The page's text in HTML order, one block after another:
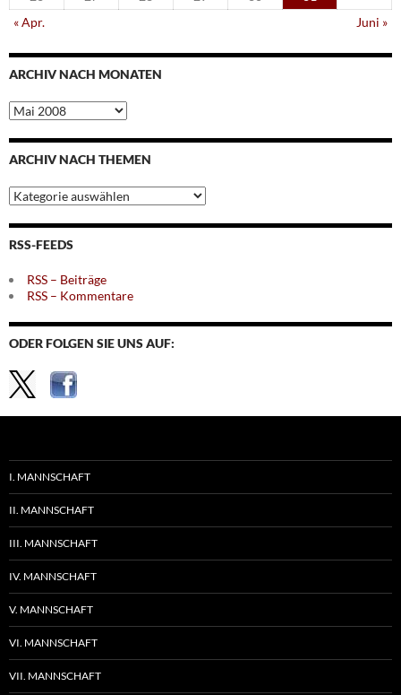
« Apr.
Juni »
ARCHIV NACH MONATEN
Archiv
nach
Monaten
ARCHIV NACH THEMEN
Archiv
nach
Themen
RSS-FEEDS
RSS – Beiträge
RSS – Kommentare
ODER FOLGEN SIE UNS AUF:
I. MANNSCHAFT
II. MANNSCHAFT
III. MANNSCHAFT
IV. MANNSCHAFT
V. MANNSCHAFT
VI. MANNSCHAFT
VII. MANNSCHAFT